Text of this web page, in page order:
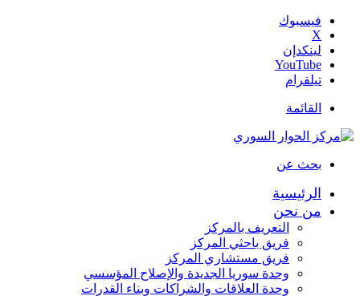
فيسبوك
‫X
لينكدإن
‫YouTube
تيلقرام
القائمة
بحث عن
الرئيسية
من نحن
التعريف بالمركز
فريق باحثي المركز
فريق مستشاري المركز
وحدة سوريا الجديدة والإصلاح المؤسسي
وحدة العلاقات والشراكات وبناء القدرات